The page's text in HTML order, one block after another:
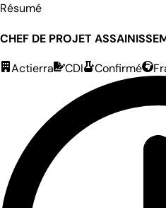
Résumé
CHEF DE PROJET
Actierra CDI Confirmé